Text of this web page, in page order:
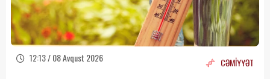
12:13 / 08 Avqust 2026 CƏMİYYƏT